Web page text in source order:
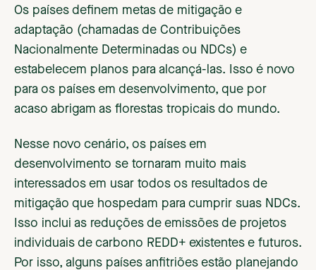
Os países definem metas de mitigação e
adaptação (chamadas de Contribuições
Nacionalmente Determinadas ou NDCs) e
estabelecem planos para alcançá-las. Isso é novo
para os países em desenvolvimento, que por
acaso abrigam as florestas tropicais do mundo.
Nesse novo cenário, os países em
desenvolvimento se tornaram muito mais
interessados em usar todos os resultados de
mitigação que hospedam para cumprir suas NDCs.
Isso inclui as reduções de emissões de projetos
individuais de carbono REDD+ existentes e futuros.
Por isso, alguns países anfitriões estão planejando